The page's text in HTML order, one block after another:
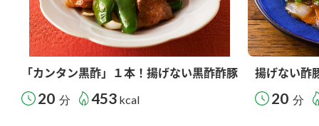
「カンタン黒酢」１本！揚げない黒酢酢豚
20 分 453 kcal
揚げない酢
20 分